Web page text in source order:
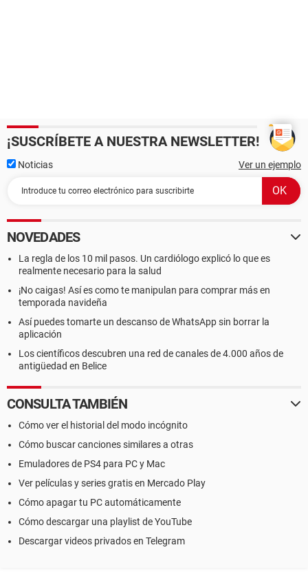
¡SUSCRÍBETE A NUESTRA NEWSLETTER!
Noticias Ver un ejemplo
NOVEDADES
La regla de los 10 mil pasos. Un cardiólogo explicó lo que es
realmente necesario para la salud
¡No caigas! Así es como te manipulan para comprar más en
temporada navideña
Así puedes tomarte un descanso de WhatsApp sin borrar la
aplicación
Los científicos descubren una red de canales de 4.000 años de
antigüedad en Belice
CONSULTA TAMBIÉN
Cómo ver el historial del modo incógnito
Cómo buscar canciones similares a otras
Emuladores de PS4 para PC y Mac
Ver películas y series gratis en Mercado Play
Cómo apagar tu PC automáticamente
Cómo descargar una playlist de YouTube
Descargar videos privados en Telegram